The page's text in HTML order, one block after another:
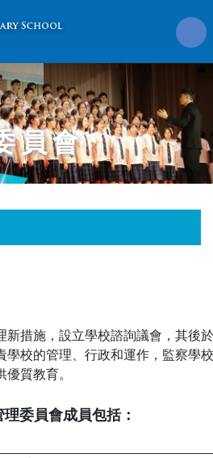
員會
新措施，設立學校諮詢議會，其後
學校的管理、行政和運作，監察學
質教育。
委員會成員包括：